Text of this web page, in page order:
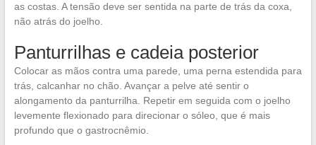
as costas. A tensão deve ser sentida na parte de trás da coxa,
não atrás do joelho.
Panturrilhas e cadeia posterior
Colocar as mãos contra uma parede, uma perna estendida para
trás, calcanhar no chão. Avançar a pelve até sentir o
alongamento da panturrilha. Repetir em seguida com o joelho
levemente flexionado para direcionar o sóleo, que é mais
profundo que o gastrocnêmio.